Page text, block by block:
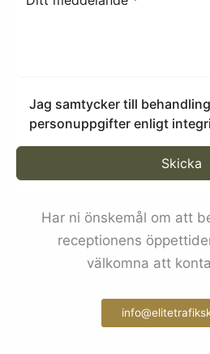
Jag samtycker till
personuppgifter enligt
Skicka
Har ni önskemål om att
receptionens
välkomna att